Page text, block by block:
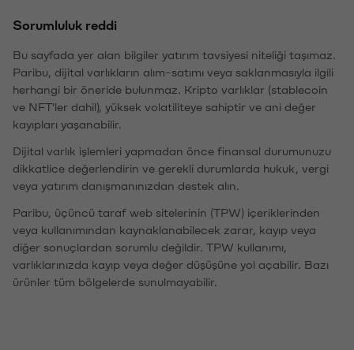
Sorumluluk reddi
Bu sayfada yer alan bilgiler yatırım tavsiyesi niteliği taşımaz.
Paribu, dijital varlıkların alım-satımı veya saklanmasıyla ilgili
herhangi bir öneride bulunmaz. Kripto varlıklar (stablecoin
ve NFT'ler dahil), yüksek volatiliteye sahiptir ve ani değer
kayıpları yaşanabilir.
Dijital varlık işlemleri yapmadan önce finansal durumunuzu
dikkatlice değerlendirin ve gerekli durumlarda hukuk, vergi
veya yatırım danışmanınızdan destek alın.
Paribu, üçüncü taraf web sitelerinin (TPW) içeriklerinden
veya kullanımından kaynaklanabilecek zarar, kayıp veya
diğer sonuçlardan sorumlu değildir. TPW kullanımı,
varlıklarınızda kayıp veya değer düşüşüne yol açabilir. Bazı
ürünler tüm bölgelerde sunulmayabilir.